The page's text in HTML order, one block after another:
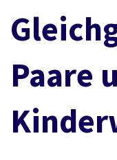
Paare